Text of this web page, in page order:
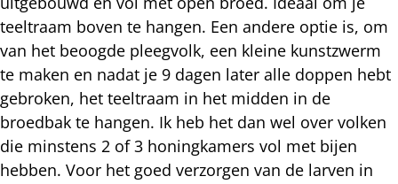
teeltraam boven te hangen. Een andere optie is, om
van het beoogde pleegvolk, een kleine kunstzwerm
te maken en nadat je 9 dagen later alle doppen hebt
gebroken, het teeltraam in het midden in de
broedbak te hangen. Ik heb het dan wel over volken
die minstens 2 of 3 honingkamers vol met bijen
hebben. Voor het goed verzorgen van de larven in